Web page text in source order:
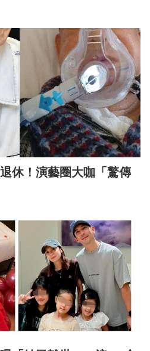
休！演藝圈大咖「驚傳